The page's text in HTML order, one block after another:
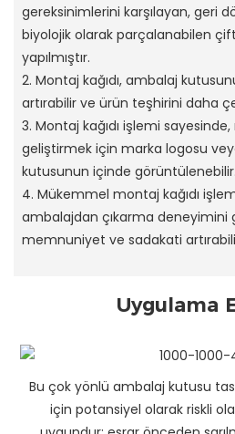
gereksinimlerini karşılayan, geri
biyolojik olarak parçalanabilen
yapılmıştır.
2. Montaj kağıdı, ambalaj
artırabilir ve ürün teşhirini daha
3. Montaj kağıdı işlemi sayesinde,
geliştirmek için marka logosu
kutusunun içinde görüntülenebilir.
4. Mükemmel montaj kağıdı
ambalajdan çıkarma deneyimini
memnuniyet ve sadakati
Uygulama
Bu çok yönlü ambalaj kutusu
için potansiyel olarak riskli